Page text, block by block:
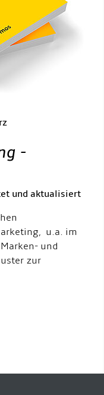
-
und aktualisiert
u.a. im
und
zur